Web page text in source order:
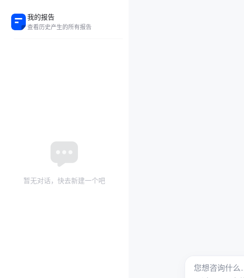
我的报告
查看历史产生的所有报告
暂无对话，快去新建一个吧